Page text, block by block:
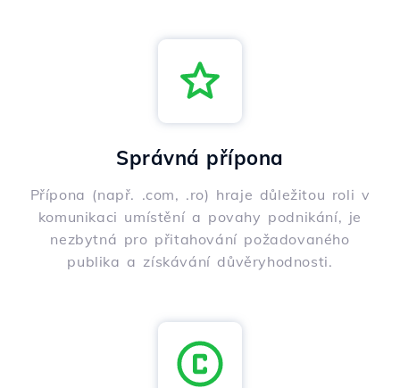
Správná přípona
Přípona (např. .com, .ro) hraje důležitou roli v
komunikaci umístění a povahy podnikání, je
nezbytná pro přitahování požadovaného
publika a získávání důvěryhodnosti.